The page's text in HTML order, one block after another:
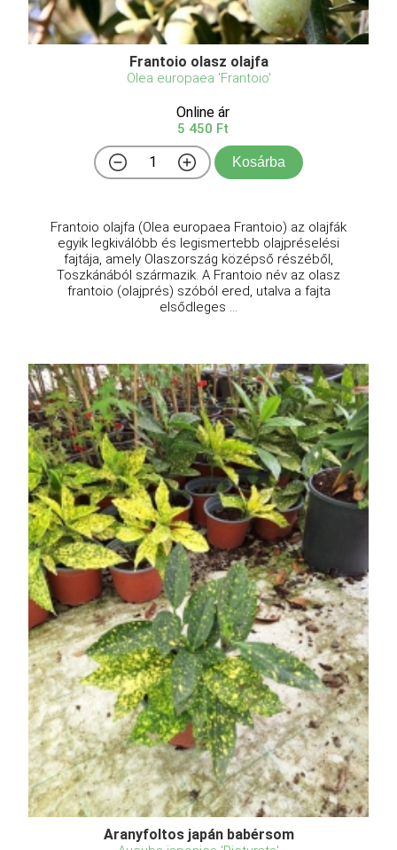
Frantoio olasz olajfa
Olea europaea 'Frantoio'
Online ár
5 450 Ft
Kosárba
Frantoio olajfa (Olea europaea Frantoio) az olajfák
egyik legkiválóbb és legismertebb olajpréselési
fajtája, amely Olaszország középső részéből,
Toszkánából származik. A Frantoio név az olasz
frantoio (olajprés) szóból ered, utalva a fajta
elsődleges ...
Aranyfoltos japán babérsom